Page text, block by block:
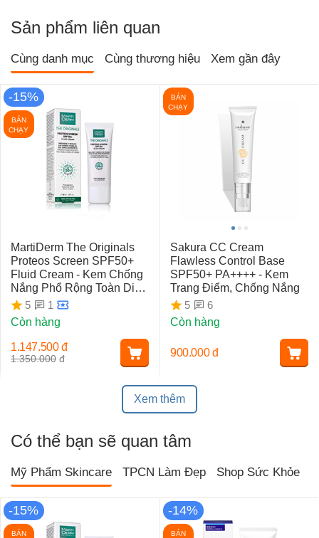
Sản phẩm liên quan
Cùng danh mục Cùng thương hiệu Xem gần đây
-15%
BÁN
CHẠY
MartiDerm The Originals
Proteos Screen SPF50+
Fluid Cream - Kem Chống
Nắng Phổ Rộng Toàn Diện
Ngừa Lão Hóa, Nám Da
5
1
Còn hàng
1.350.000 đ
1.147.500 đ
BÁN
CHẠY
Sakura CC Cream
Flawless Control Base
SPF50+ PA++++ - Kem
Trang Điểm, Chống Nắng
5
6
Còn hàng
900.000 đ
Xem thêm
Có thể bạn sẽ quan tâm
Mỹ Phẩm Skincare TPCN Làm Đẹp Shop Sức Khỏe
-15%
BÁN
-14%
BÁN